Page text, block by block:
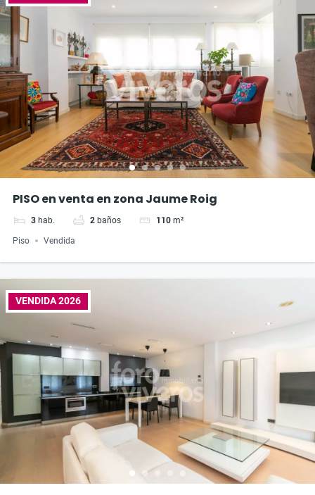
PISO en venta en zona Jaume Roig
3 hab. 2 baños 110 m²
Piso Vendida
VENDIDA 2026